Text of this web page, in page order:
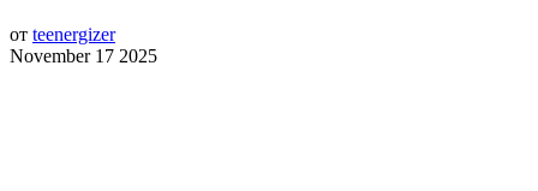
от teenergizer
November 17 2025